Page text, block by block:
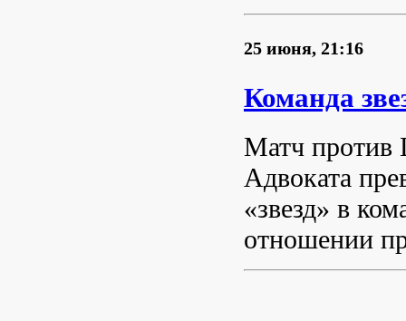
25 июня, 21:16
Команда
Матч против
Адвоката
«звезд» в
отношении